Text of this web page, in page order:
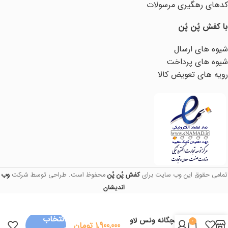
کدهای رهگیری مرسولات
با کفش پُن پُن
شیوه های ارسال
شیوه های پرداخت
رویه های تعویض کالا
تمامی حقوق این وب سایت برایکفش پُن پُن محفوظ است. طراحی توسط شرکتوب
اندیشان
کفش بچگانه ونس لاو
1,900,000 تومان
انتخاب
0